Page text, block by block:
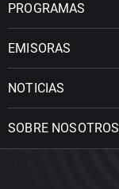
PROGRAMAS
EMISORAS
NOTICIAS
SOBRE NOSOTROS